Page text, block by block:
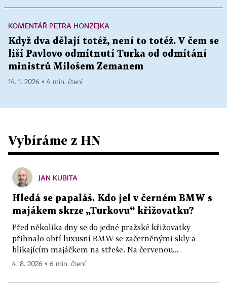
KOMENTÁŘ PETRA HONZEJKA
Když dva dělají totéž, není to totéž. V čem se
liší Pavlovo odmítnutí Turka od odmítání
ministrů Milošem Zemanem
14. 1. 2026 ▪ 4 min. čtení
Vybíráme z HN
JAN KUBITA
Hledá se papaláš. Kdo jel v černém BMW s
majákem skrze „Turkovu“ křižovatku?
Před několika dny se do jedné pražské křižovatky
přihnalo obří luxusní BMW se začerněnými skly a
blikajícím majáčkem na střeše. Na červenou...
4. 8. 2026 ▪ 6 min. čtení